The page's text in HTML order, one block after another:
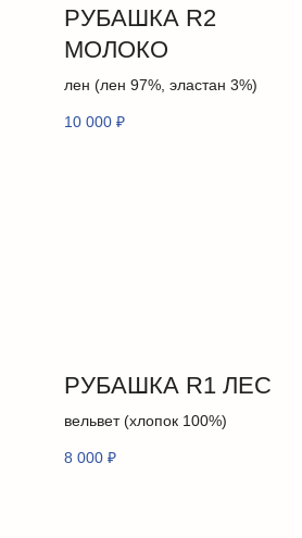
РУБАШКА R2
МОЛОКО
лен (лен 97%, эластан 3%)
10 000 ₽
РУБАШКА R1 ЛЕС
вельвет (хлопок 100%)
8 000 ₽